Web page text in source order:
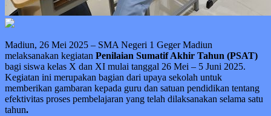
Madiun, 26 Mei 2025 – SMA Negeri 1 Geger Madiun
melaksanakan kegiatan Penilaian Sumatif Akhir Tahun (PSAT)
bagi siswa kelas X dan XI mulai tanggal 26 Mei – 5 Juni 2025.
Kegiatan ini merupakan bagian dari upaya sekolah untuk
memberikan gambaran kepada guru dan satuan pendidikan tentang
efektivitas proses pembelajaran yang telah dilaksanakan selama satu
tahun.